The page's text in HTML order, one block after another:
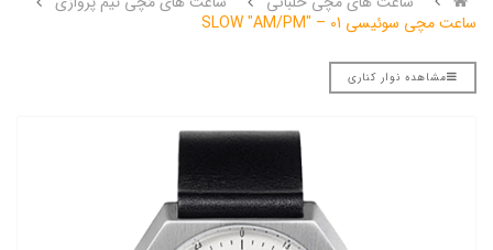
ساعت مچی سوئیسی SLOW "AM/PM" – 01
مشاهده نوار کناری